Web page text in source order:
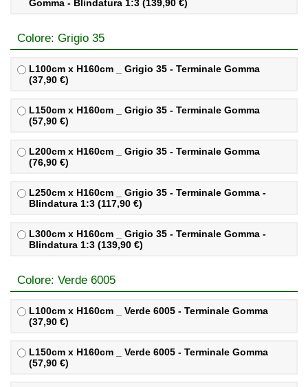
Gomma - Blindatura 1:3 (139,90 €)
Colore: Grigio 35
L100cm x H160cm _ Grigio 35 - Terminale Gomma
(37,90 €)
L150cm x H160cm _ Grigio 35 - Terminale Gomma
(57,90 €)
L200cm x H160cm _ Grigio 35 - Terminale Gomma
(76,90 €)
L250cm x H160cm _ Grigio 35 - Terminale Gomma -
Blindatura 1:3 (117,90 €)
L300cm x H160cm _ Grigio 35 - Terminale Gomma -
Blindatura 1:3 (139,90 €)
Colore: Verde 6005
L100cm x H160cm _ Verde 6005 - Terminale Gomma
(37,90 €)
L150cm x H160cm _ Verde 6005 - Terminale Gomma
(57,90 €)